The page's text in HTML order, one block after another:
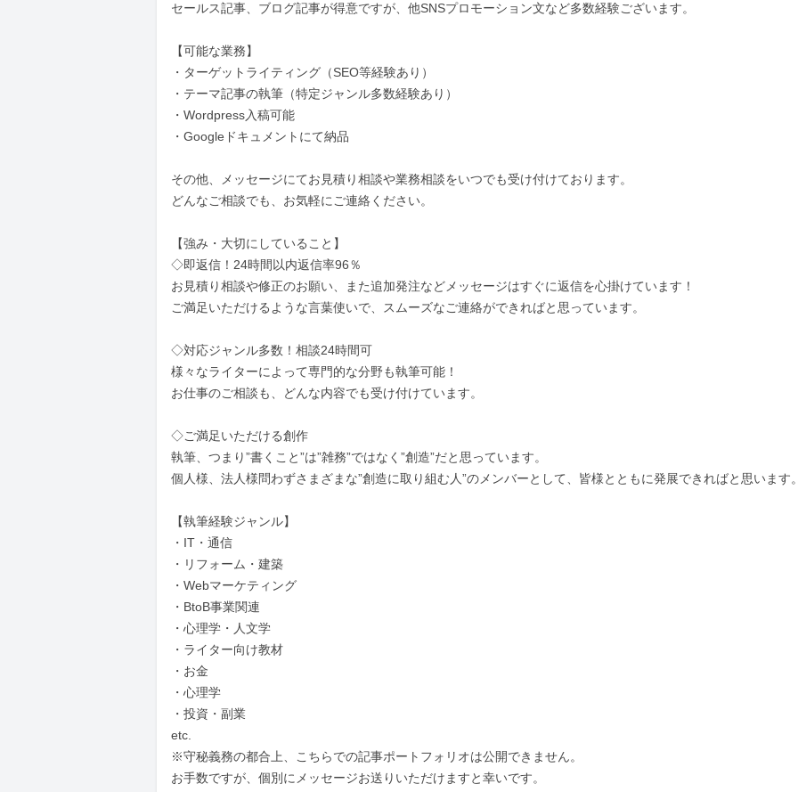
セールス記事、ブログ記事が得意ですが、他SNSプロモーション文など多数経験ございます。
【可能な業務】
・ターゲットライティング（SEO等経験あり）
・テーマ記事の執筆（特定ジャンル多数経験あり）
・Wordpress入稿可能
・Googleドキュメントにて納品
その他、メッセージにてお見積り相談や業務相談をいつでも受け付けております。
どんなご相談でも、お気軽にご連絡ください。
【強み・大切にしていること】
◇即返信！24時間以内返信率96％
お見積り相談や修正のお願い、また追加発注などメッセージはすぐに返信を心掛けています！
ご満足いただけるような言葉使いで、スムーズなご連絡ができればと思っています。
◇対応ジャンル多数！相談24時間可
様々なライターによって専門的な分野も執筆可能！
お仕事のご相談も、どんな内容でも受け付けています。
◇ご満足いただける創作
執筆、つまり”書くこと”は”雑務”ではなく”創造”だと思っています。
個人様、法人様問わずさまざまな”創造に取り組む人”のメンバーとして、皆様とともに発展できればと思います。
【執筆経験ジャンル】
・IT・通信
・リフォーム・建築
・Webマーケティング
・BtoB事業関連
・心理学・人文学
・ライター向け教材
・お金
・心理学
・投資・副業
etc.
※守秘義務の都合上、こちらでの記事ポートフォリオは公開できません。
お手数ですが、個別にメッセージお送りいただけますと幸いです。